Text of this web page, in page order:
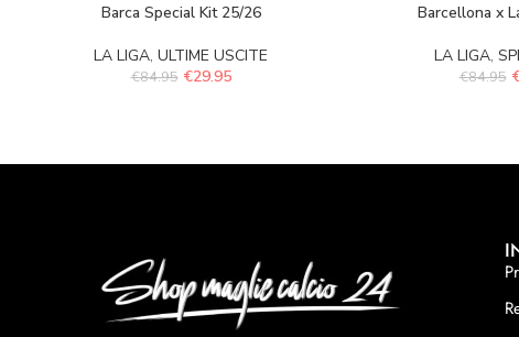
Barca Special Kit 25/26
LA LIGA, ULTIME USCITE
€84.95 €29.95
Barcellona x
LA LIGA,
€84.95